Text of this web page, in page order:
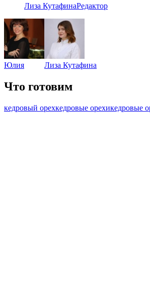
Лиза КутафинаРедактор
Юлия Лиза Кутафина
Что готовим
кедровый орехкедровые орехикедровые